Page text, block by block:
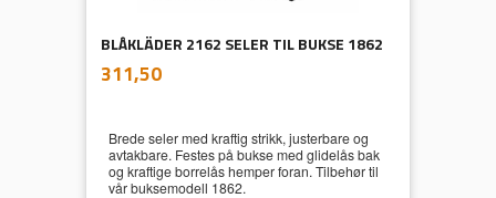
BLÅKLÄDER 2162 SELER TIL BUKSE 1862
Pris
311,50mva.
Brede seler med kraftig strikk, justerbare og
avtakbare. Festes på bukse med glidelås bak
og kraftige borrelås hemper foran. Tilbehør til
vår buksemodell 1862.